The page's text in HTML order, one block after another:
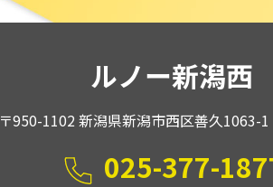
ルノー新潟西
〒950-1102 新潟県新潟市西区善久1063-1
025-377-